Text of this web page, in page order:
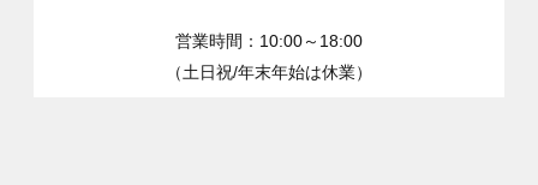
営業時間：10:00～18:00
（土日祝/年末年始は休業）